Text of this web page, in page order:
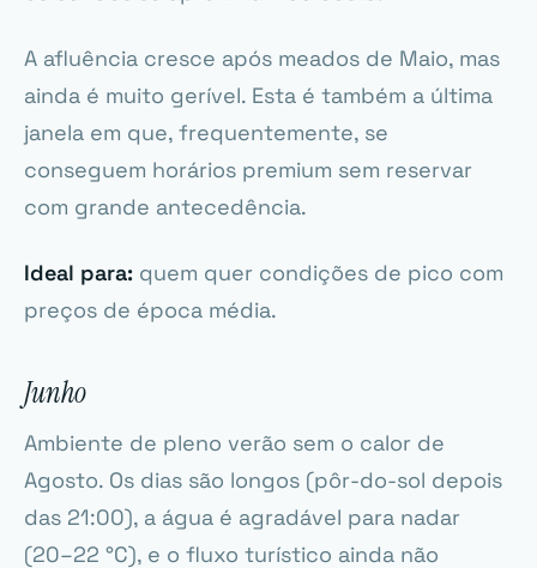
A afluência cresce após meados de Maio, mas
ainda é muito gerível. Esta é também a última
janela em que, frequentemente, se
conseguem horários premium sem reservar
com grande antecedência.
Ideal para: quem quer condições de pico com
preços de época média.
Junho
Ambiente de pleno verão sem o calor de
Agosto. Os dias são longos (pôr-do-sol depois
das 21:00), a água é agradável para nadar
(20–22 °C), e o fluxo turístico ainda não